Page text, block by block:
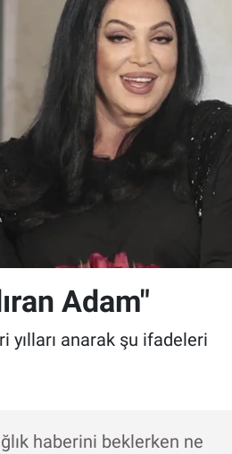
Adam"
yılları anarak şu ifadeleri
haberini beklerken ne